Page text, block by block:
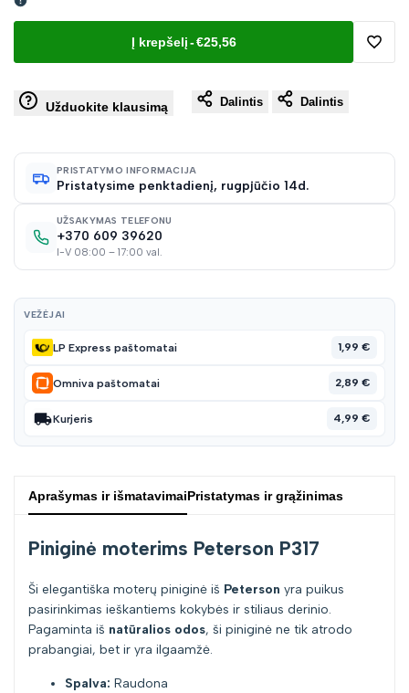
Į krepšelį-€25,56
Užduokite klausimą Dalintis Dalintis
PRISTATYMO INFORMACIJA
Pristatysime penktadienį, rugpjūčio 14d.
UŽSAKYMAS TELEFONU
+370 609 39620
I-V 08:00 – 17:00 val.
VEŽĖJAI
LP Express paštomatai 1,99 €
Omniva paštomatai 2,89 €
Kurjeris 4,99 €
Aprašymas ir išmatavimaiPristatymas ir grąžinimas
Piniginė moterims Peterson P317
Ši elegantiška moterų piniginė iš Peterson yra puikus
pasirinkimas ieškantiems kokybės ir stiliaus derinio.
Pagaminta iš natūralios odos, ši piniginė ne tik atrodo
prabangiai, bet ir yra ilgaamžė.
Spalva: Raudona